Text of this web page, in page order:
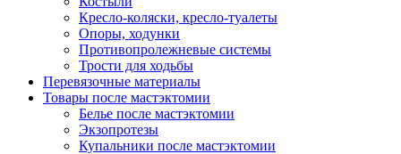
Кресло-коляски, кресло-туалеты
Опоры, ходунки
Противопролежневые системы
Трости для ходьбы
Перевязочные материалы
Товары после мастэктомии
Белье после мастэктомии
Экзопротезы
Купальники после мастэктомии